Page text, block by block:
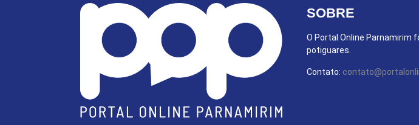
SOBRE
O Portal Online Parnamirim
potiguares.
Contato: